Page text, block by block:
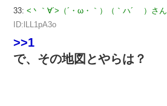
33: <丶｀∀´>（´・ω・｀）（｀ハ´ ）さん
ID:lLL1pA3o
>>1
で、その地図とやらは？